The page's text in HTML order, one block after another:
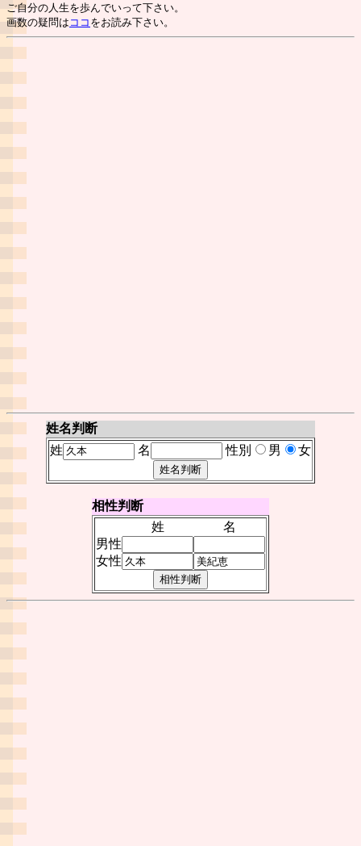
ご自分の人生を歩んでいって下さい。
画数の疑問は ココ をお読み下さい。
姓名判断
姓
名 性別 男 女
相性判断
姓
名
男性
女性